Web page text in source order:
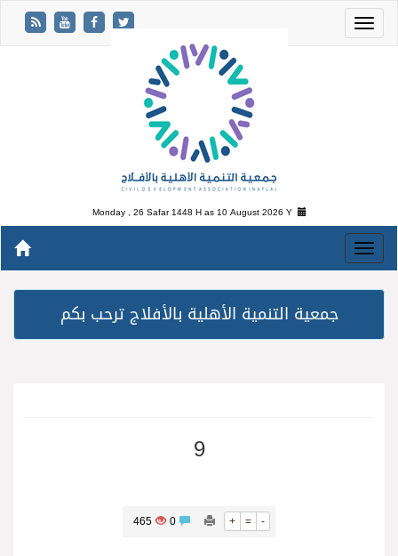
Monday , 26 Safar 1448 H as10 August 2026 Y
جمعية التنمية الأهلية بالأفلاج ترحب بكم
9
+ = -
465